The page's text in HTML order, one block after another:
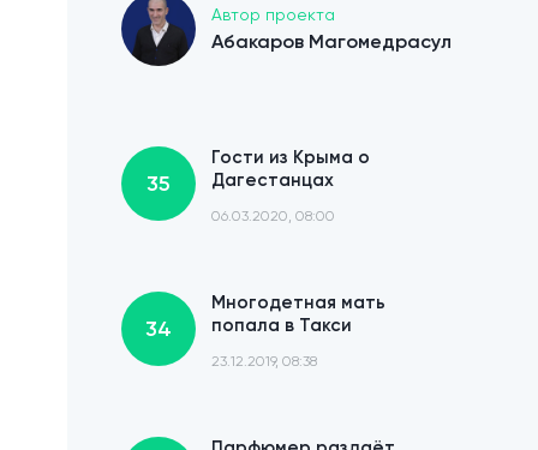
Автор проекта
Абакаров Магомедрасул
35
Гости из Крыма о
Дагестанцах
06.03.2020, 08:00
34
Многодетная мать
попала в Такси
23.12.2019, 08:38